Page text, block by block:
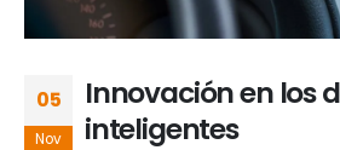
05
Nov
Innovación en los
inteligentes